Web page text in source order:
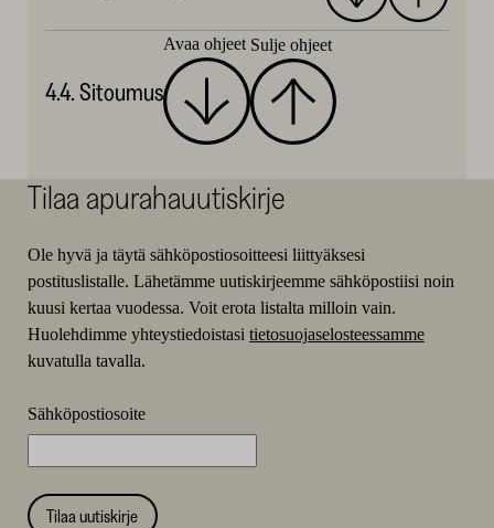
4.4. Sitoumus
Avaa ohjeet Sulje ohjeet
Tilaa apurahauutiskirje
Ole hyvä ja täytä sähköpostiosoitteesi liittyäksesi
postituslistalle. Lähetämme uutiskirjeemme sähköpostiisi noin
kuusi kertaa vuodessa. Voit erota listalta milloin vain.
Huolehdimme yhteystiedoistasi tietosuojaselosteessamme
kuvatulla tavalla.
Sähköpostiosoite
Tilaa uutiskirje